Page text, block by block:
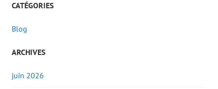
CATÉGORIES
Blog
ARCHIVES
juin 2026